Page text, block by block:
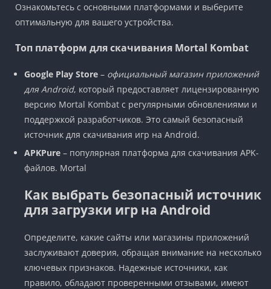
Ознакомьтесь с основными платформами и выберите
оптимальную для вашего устройства.
Топ платформ для скачивания Mortal Kombat
Google Play Store – официальный магазин приложений
для Android, который предоставляет лицензированную
версию Mortal Kombat с регулярными обновлениями и
поддержкой разработчиков. Это самый безопасный
источник для скачивания игр на Android.
APKPure – популярная платформа для скачивания APK-
файлов. Mortal
Как выбрать безопасный источник
для загрузки игр на Android
Определите, какие сайты или магазины приложений
заслуживают доверия, обращая внимание на несколько
ключевых признаков. Надежные источники, как
правило, обладают проверенными отзывами, имеют